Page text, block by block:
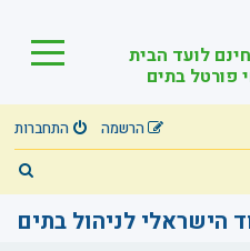
לועד הבית
פורטל בתים
התחברות
הרשמה
י
הישראלי לניהול בתים